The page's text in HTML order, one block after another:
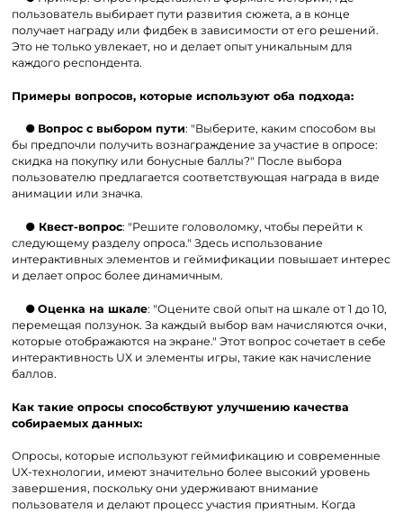
пользователь выбирает пути развития сюжета, а в конце
получает награду или фидбек в зависимости от его решений.
Это не только увлекает, но и делает опыт уникальным для
каждого респондента.
Примеры вопросов, которые используют оба подхода:
● Вопрос с выбором пути: "Выберите, каким способом вы
бы предпочли получить вознаграждение за участие в опросе:
скидка на покупку или бонусные баллы?" После выбора
пользователю предлагается соответствующая награда в виде
анимации или значка.
● Квест-вопрос: "Решите головоломку, чтобы перейти к
следующему разделу опроса." Здесь использование
интерактивных элементов и геймификации повышает интерес
и делает опрос более динамичным.
●Оценка на шкале: "Оцените свой опыт на шкале от 1 до 10,
перемещая ползунок. За каждый выбор вам начисляются очки,
которые отображаются на экране." Этот вопрос сочетает в себе
интерактивность UX и элементы игры, такие как начисление
баллов.
Как такие опросы способствуют улучшению качества
собираемых данных:
Опросы, которые используют геймификацию и современные
UX-технологии, имеют значительно более высокий уровень
завершения, поскольку они удерживают внимание
пользователя и делают процесс участия приятным. Когда